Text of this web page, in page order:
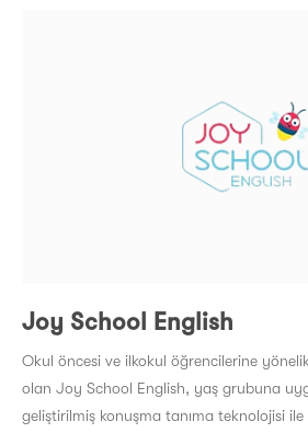
Joy School English
Okul öncesi ve ilkokul öğrencilerine
olan Joy School English, yaş grubuna
geliştirilmiş konuşma tanıma teknolojisi ile